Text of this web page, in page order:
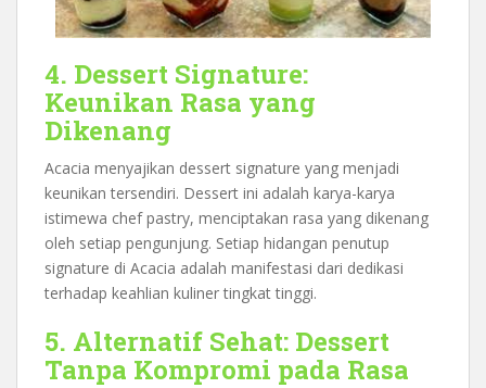
4. Dessert Signature:
Keunikan Rasa yang
Dikenang
Acacia menyajikan dessert signature yang menjadi
keunikan tersendiri. Dessert ini adalah karya-karya
istimewa chef pastry, menciptakan rasa yang dikenang
oleh setiap pengunjung. Setiap hidangan penutup
signature di Acacia adalah manifestasi dari dedikasi
terhadap keahlian kuliner tingkat tinggi.
5. Alternatif Sehat: Dessert
Tanpa Kompromi pada Rasa